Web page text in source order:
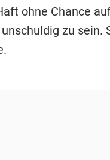
ohne Chance
zu sein.